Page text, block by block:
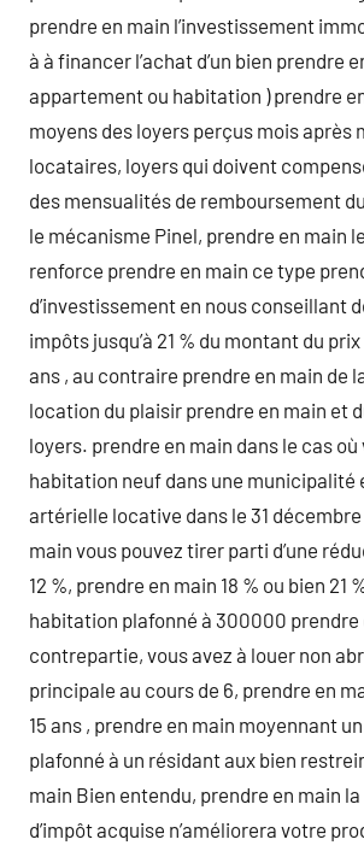
prendre en main l’investissement
à à financer l’achat d’un bien prendre
appartement ou habitation ) prendre
moyens des loyers perçus mois après
locataires, loyers qui doivent
des mensualités de remboursement
le mécanisme Pinel, prendre en main
renforce prendre en main ce type
d’investissement en nous conseillant
impôts jusqu’à 21 % du montant du
ans , au contraire prendre en main de
location du plaisir prendre en main et
loyers. prendre en main dans le cas
habitation neuf dans une municipalité
artérielle locative dans le 31 décembre
main vous pouvez tirer parti d’une
12 %, prendre en main 18 % ou bien 21
habitation plafonné à 300000 prendre
contrepartie, vous avez à louer non
principale au cours de 6, prendre en
15 ans , prendre en main moyennant
plafonné à un résidant aux bien
main Bien entendu, prendre en main
d’impôt acquise n’améliorera votre